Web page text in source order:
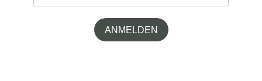
ANMELDEN